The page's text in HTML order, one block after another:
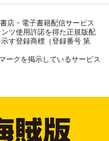
店・電子書籍配信サービス
ツ使用許諾を得た正規版配
す登録商標（登録番号 第
ークを掲示しているサービス